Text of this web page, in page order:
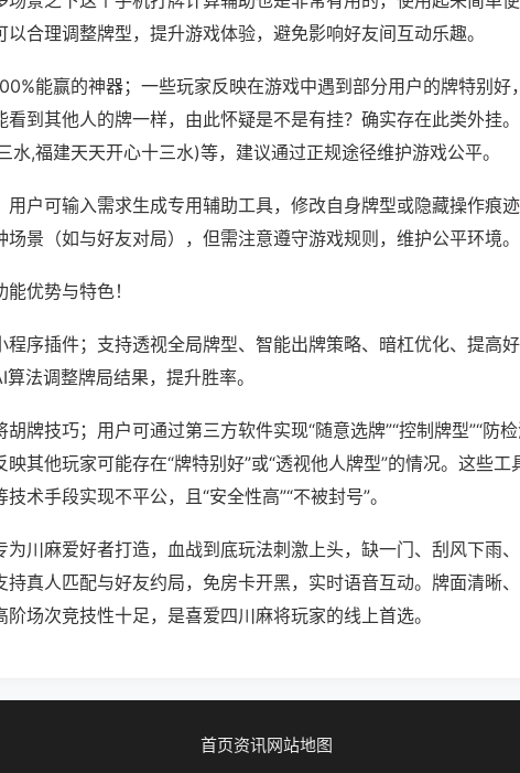
以合理调整牌型，提升游戏体验，避免影响好友间互动乐趣。
能赢的神器；一些玩家反映在游戏中遇到部分用户的牌特别好
看到其他人的牌一样，由此怀疑是不是有挂？确实存在此类外挂
水,福建天天开心十三水)等，建议通过正规途径维护游戏公平。
用户可输入需求生成专用辅助工具，修改自身牌型或隐藏操作痕
场景（如与好友对局），但需注意遵守游戏规则，维护公平环境。
优势与特色！
程序插件；支持透视全局牌型、智能出牌策略、暗杠优化、提高
法调整牌局结果，提升胜率。
胡牌技巧；用户可通过第三方软件实现“随意选牌”“控制牌型”“防
映其他玩家可能存在“牌特别好”或“透视他人牌型”的情况。这些工
术手段实现不平公，且“安全性高”“不被封号”。
为川麻爱好者打造，血战到底玩法刺激上头，缺一门、刮风下雨
持真人匹配与好友约局，免房卡开黑，实时语音互动。牌面清晰
场次竞技性十足，是喜爱四川麻将玩家的线上首选。
首页资讯网站地图